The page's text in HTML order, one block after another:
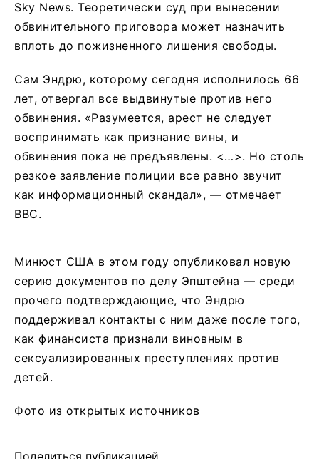
Sky News. Теоретически суд при вынесении
обвинительного приговора может назначить
вплоть до пожизненного лишения свободы.
Сам Эндрю, которому сегодня исполнилось 66
лет, отвергал все выдвинутые против него
обвинения. «Разумеется, арест не следует
воспринимать как признание вины, и
обвинения пока не предъявлены. <…>. Но столь
резкое заявление полиции все равно звучит
как информационный скандал», — отмечает
BBC.
Минюст США в этом году опубликовал новую
серию документов по делу Эпштейна — среди
прочего подтверждающие, что Эндрю
поддерживал контакты с ним даже после того,
как финансиста признали виновным в
сексуализированных преступлениях против
детей.
Фото из открытых источников